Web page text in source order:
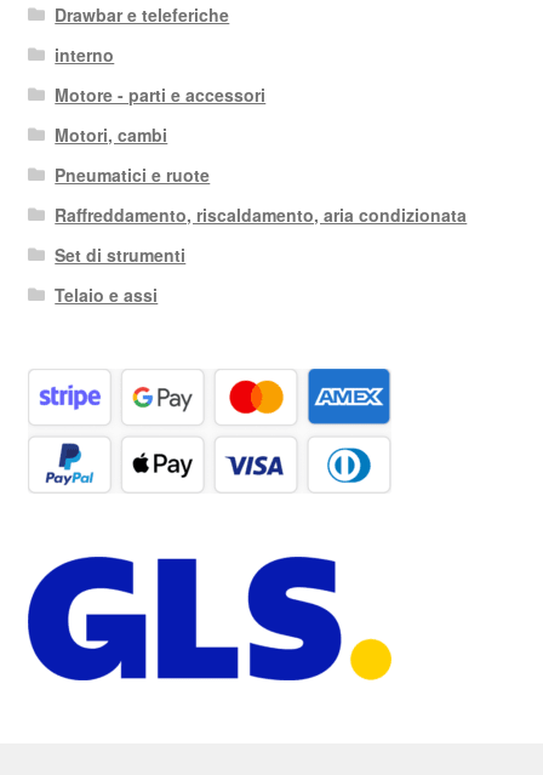
Drawbar e teleferiche
interno
Motore - parti e accessori
Motori, cambi
Pneumatici e ruote
Raffreddamento, riscaldamento, aria condizionata
Set di strumenti
Telaio e assi